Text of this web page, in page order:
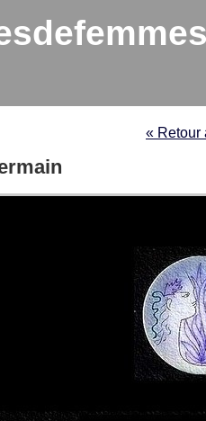
« Retour